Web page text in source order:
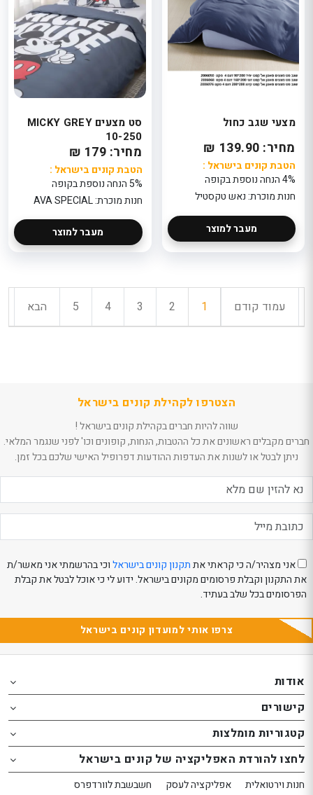
מצעי שגב כחול
מחיר: 139.90 ₪
הטבת קונים בישראל :
4% הנחה נוספת בקופה
חנות מוכרת: נאש טקסטיל
מעבר למוצר
סט מצעים MICKY GREY
10-250
מחיר: 179 ₪
הטבת קונים בישראל :
5% הנחה נוספת בקופה
חנות מוכרת: AVA SPECIAL
מעבר למוצר
עמוד קודם 1
2
3
4
5 הבא
הצטרפו לקהילת קונים בישראל
שווה להיות חברים בקהילת קונים בישראל !
חברים מקבלים ראשונים את כל ההטבות, הנחות, קופונים וכו' לפני שנגמר המלאי.
ניתן לבטל או לשנות את העדפות ההודעות דפרופיל האישי שלכם בכל זמן.
אני מצהיר/ה כי קראתי אתתקנון קונים בישראלוכי בהרשמתי אני מאשר/ת
את התקנון וקבלת פרסומים מקונים בישראל. ידוע לי כי אוכל לבטל את קבלת
הפרסומים בכל שלב בעתיד.
צרפו אותי למועדון קונים בישראל
footer
the
website,
באפשרותך
ללחוץ
אנטר
footer
the
website,
באפשרותך
ללחוץ
אנטר
אודות
קישורים
קטגוריות מומלצות
לחצו להורדת האפליקציה של קונים בישראל
חנות וירטואלית אפליקציה לעסק חשבשבת לוורדפרס